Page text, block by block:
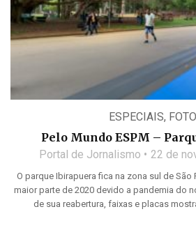
ESPECIAIS,
Pelo Mundo ESPM –
Portal de Jornalismo 22 de
O parque Ibirapuera fica na zona sul de São
maior parte de 2020 devido a pandemia do
de sua reabertura, faixas e placas